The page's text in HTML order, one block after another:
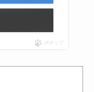
ポチップ